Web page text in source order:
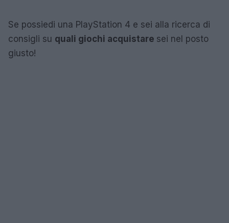
Se possiedi una PlayStation 4 e sei alla ricerca di
consigli su quali giochi acquistare sei nel posto
giusto!